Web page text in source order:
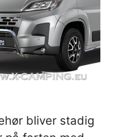
bliver stadig